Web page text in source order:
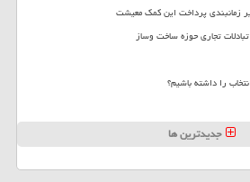
زمانبندی پرداخت این کمک معیشت
را داشته باشیم؟
جدیدترین ها